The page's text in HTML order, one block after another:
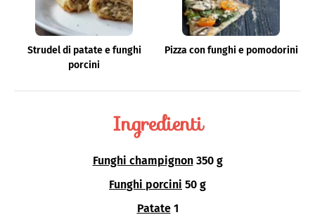
Strudel di patate e funghi
porcini
Pizza con funghi e pomodorini
Ingredienti
Funghi champignon 350 g
Funghi porcini 50 g
Patate 1